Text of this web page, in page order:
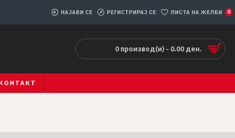
НАЈАВИ СЕ РЕГИСТРИРАЈ СЕ ЛИСТА НА ЖЕЛБИ 0
0 производ(и) - 0.00 ден.